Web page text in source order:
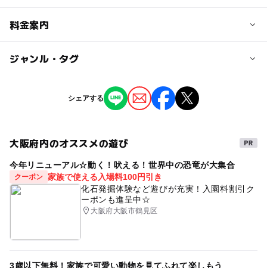
定員
予約/応募
予約必要
最終応募締切 2025-3-21(金)
料金案内
子供の料金
ジャンル・タグ
ものづくり・学び体験 ミニイベント
タグ
子連れランチ 大阪ママ ベビーマッサージ
大阪子連れ 大阪赤ちゃんお出かけ
シェアする
大阪府内のオススメの遊び
今年リニューアル☆動く！吠える！世界中の恐竜が大集合
クーポン 家族で使える入場料100円引き
化石発掘体験など遊びが充実！入園料割引ク
ーポンも進呈中☆
大阪府大阪市鶴見区
3歳以下無料！家族で可愛い動物を見てふれて楽しもう